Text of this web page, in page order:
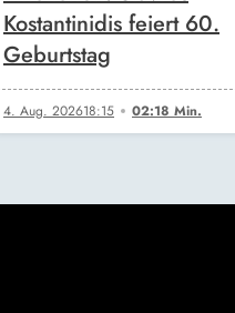
Kostantinidis feiert 60.
Geburtstag
4. Aug. 202618:15 02:18 Min.